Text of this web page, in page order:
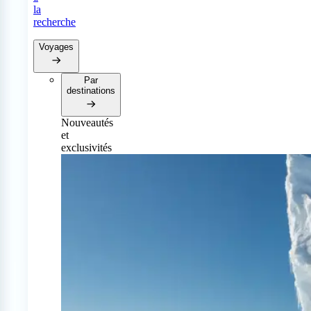
la
recherche
Voyages
Par
destinations
Nouveautés
et
exclusivités